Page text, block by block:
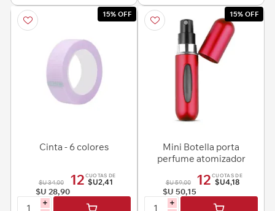
15% OFF
Cinta - 6 colores
$U 34,00
$U 28,90
12 CUOTAS DE
$U2,41
i
15% OFF
Mini Botella porta
perfume atomizador
$U 59,00
$U 50,15
12 CUOTAS DE
$U4,18
i